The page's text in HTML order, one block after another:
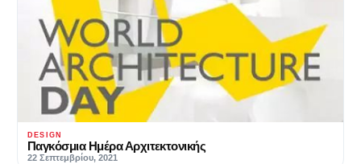
DESIGN
Παγκόσμια Ημέρα Αρχιτεκτονικής
22 Σεπτεμβρίου, 2021